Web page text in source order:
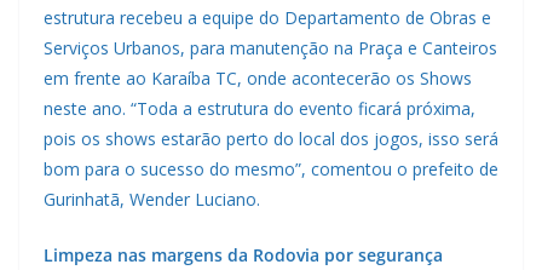
estrutura recebeu a equipe do Departamento de Obras e
Serviços Urbanos, para manutenção na Praça e Canteiros
em frente ao Karaíba TC, onde acontecerão os Shows
neste ano. “Toda a estrutura do evento ficará próxima,
pois os shows estarão perto do local dos jogos, isso será
bom para o sucesso do mesmo”, comentou o prefeito de
Gurinhatã, Wender Luciano.
Limpeza nas margens da Rodovia por segurança